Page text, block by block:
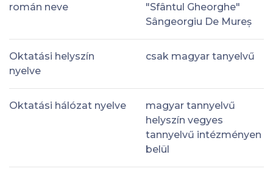
román neve
"Sfântul Gheorghe"
Sângeorgiu De Mureș
Oktatási helyszín
nyelve
csak magyar tanyelvű
Oktatási hálózat nyelve
magyar tannyelvű
helyszín vegyes
tannyelvű intézményen
belül